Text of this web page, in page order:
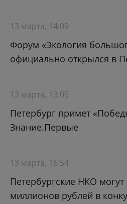
13 марта, 14:09
Форум «Экология
официально открылся в
13 марта, 13:05
Петербург примет
Знание.Первые
13 марта, 16:54
Петербургские НКО
миллионов рублей в